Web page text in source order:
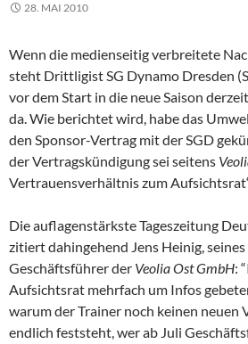
28. MAI 2010
Wenn die medienseitig verbreitete
steht Drittligist SG Dynamo Dresden
vor dem Start in die neue Saison
da. Wie berichtet wird, habe das
den Sponsor-Vertrag mit der SGD
der Vertragskündigung sei seitens
Vertrauensverhältnis zum
Die auflagenstärkste Tageszeitung
zitiert dahingehend Jens Heinig,
Geschäftsführer der Veolia Ost GmbH:
Aufsichtsrat mehrfach um Infos
warum der Trainer noch keinen neuen
endlich feststeht, wer ab Juli